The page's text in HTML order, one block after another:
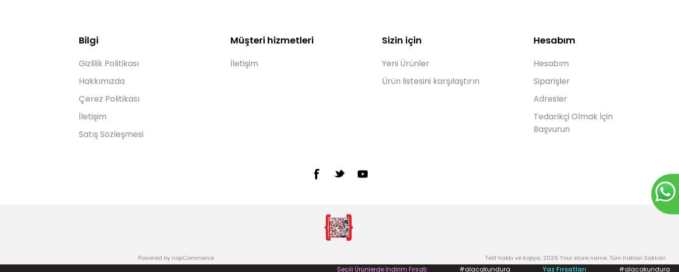
Bilgi
Gizlilik Politikası
Hakkımızda
Çerez Politikası
İletişim
Satış Sözleşmesi
Müşteri hizmetleri
İletişim
Sizin için
Yeni Ürünler
Ürün listesini karşılaştırın
Hesabım
Hesabım
Siparişler
Adresler
Tedarikçi Olmak İçin
Başvurun
Powered by nopCommerce Telif hakkı ve kopya; 2026 Your store name. Tüm hakları Saklıdır.
Seçili Ürünlerde İndirim Fırsatı #alacakundura Yaz Fırsatları #alacakundura